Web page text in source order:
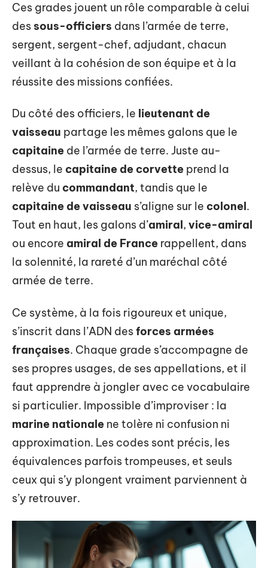
Ces grades jouent un rôle comparable à celui
des sous-officiers dans l’armée de terre,
sergent, sergent-chef, adjudant, chacun
veillant à la cohésion de son équipe et à la
réussite des missions confiées.
Du côté des officiers, le lieutenant de
vaisseau partage les mêmes galons que le
capitaine de l’armée de terre. Juste au-
dessus, le capitaine de corvette prend la
relève du commandant, tandis que le
capitaine de vaisseau s’aligne sur le colonel.
Tout en haut, les galons d’amiral, vice-amiral
ou encore amiral de France rappellent, dans
la solennité, la rareté d’un maréchal côté
armée de terre.
Ce système, à la fois rigoureux et unique,
s’inscrit dans l’ADN desforces armées
françaises. Chaque grade s’accompagne de
ses propres usages, de ses appellations, et il
faut apprendre à jongler avec ce vocabulaire
si particulier. Impossible d’improviser : la
marine nationale ne tolère ni confusion ni
approximation. Les codes sont précis, les
équivalences parfois trompeuses, et seuls
ceux qui s’y plongent vraiment parviennent à
s’y retrouver.